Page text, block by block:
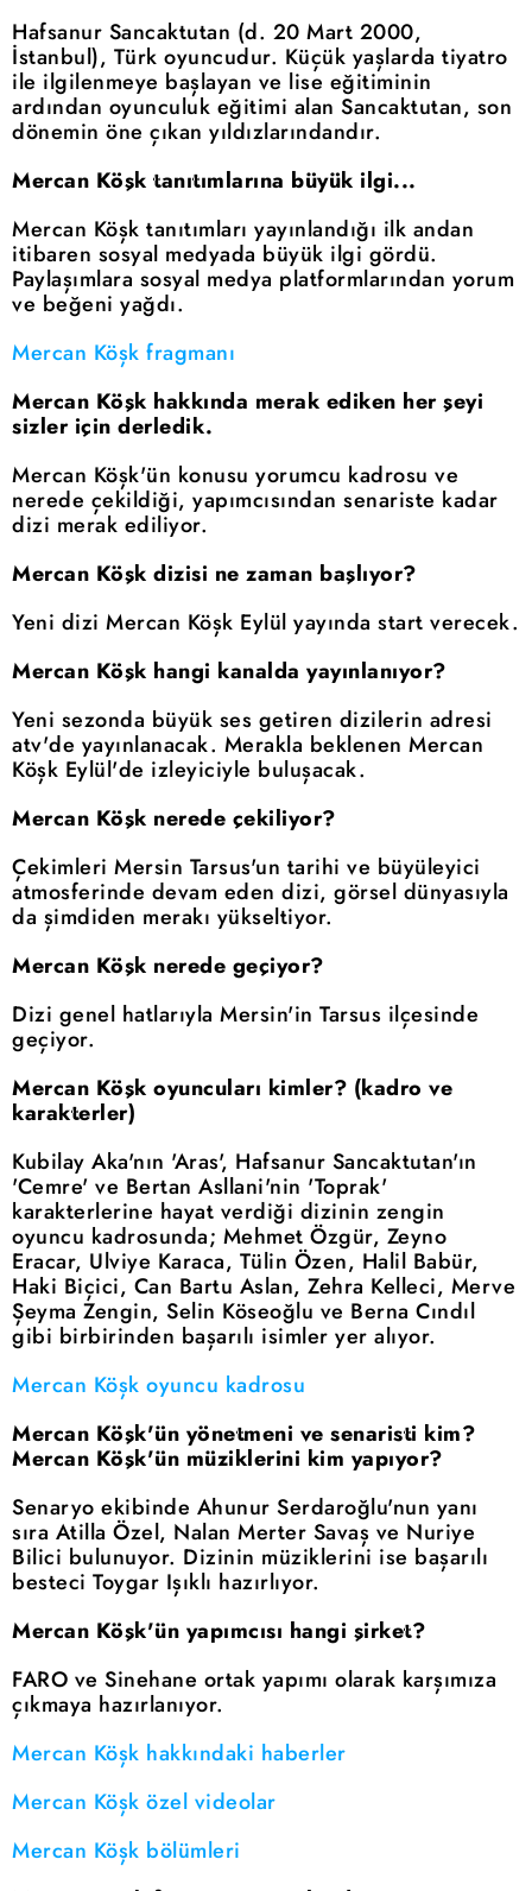
Hafsanur Sancaktutan (d. 20 Mart 2000,
İstanbul), Türk oyuncudur. Küçük yaşlarda tiyatro
ile ilgilenmeye başlayan ve lise eğitiminin
ardından oyunculuk eğitimi alan Sancaktutan, son
dönemin öne çıkan yıldızlarındandır.
Mercan Köşk tanıtımlarına büyük ilgi...
Mercan Köşk tanıtımları yayınlandığı ilk andan
itibaren sosyal medyada büyük ilgi gördü.
Paylaşımlara sosyal medya platformlarından yorum
ve beğeni yağdı.
Mercan Köşk fragmanı
Mercan Köşk hakkında merak ediken her şeyi
sizler için derledik.
Mercan Köşk'ün konusu yorumcu kadrosu ve
nerede çekildiği, yapımcısından senariste kadar
dizi merak ediliyor.
Mercan Köşk dizisi ne zaman başlıyor?
Yeni dizi Mercan Köşk Eylül yayında start verecek.
Mercan Köşk hangi kanalda yayınlanıyor?
Yeni sezonda büyük ses getiren dizilerin adresi
atv'de yayınlanacak. Merakla beklenen Mercan
Köşk Eylül'de izleyiciyle buluşacak.
Mercan Köşk nerede çekiliyor?
Çekimleri Mersin Tarsus'un tarihi ve büyüleyici
atmosferinde devam eden dizi, görsel dünyasıyla
da şimdiden merakı yükseltiyor.
Mercan Köşk nerede geçiyor?
Dizi genel hatlarıyla Mersin'in Tarsus ilçesinde
geçiyor.
Mercan Köşk oyuncuları kimler? (kadro ve
karakterler)
Kubilay Aka'nın 'Aras', Hafsanur Sancaktutan'ın
'Cemre' ve Bertan Asllani'nin 'Toprak'
karakterlerine hayat verdiği dizinin zengin
oyuncu kadrosunda; Mehmet Özgür, Zeyno
Eracar, Ulviye Karaca, Tülin Özen, Halil Babür,
Haki Biçici, Can Bartu Aslan, Zehra Kelleci, Merve
Şeyma Zengin, Selin Köseoğlu ve Berna Cındıl
gibi birbirinden başarılı isimler yer alıyor.
Mercan Köşk oyuncu kadrosu
Mercan Köşk'ün yönetmeni ve senaristi kim?
Mercan Köşk'ün müziklerini kim yapıyor?
Senaryo ekibinde Ahunur Serdaroğlu'nun yanı
sıra Atilla Özel, Nalan Merter Savaş ve Nuriye
Bilici bulunuyor. Dizinin müziklerini ise başarılı
besteci Toygar Işıklı hazırlıyor.
Mercan Köşk'ün yapımcısı hangi şirket?
FARO ve Sinehane ortak yapımı olarak karşımıza
çıkmaya hazırlanıyor.
Mercan Köşk hakkındaki haberler
Mercan Köşk özel videolar
Mercan Köşk bölümleri